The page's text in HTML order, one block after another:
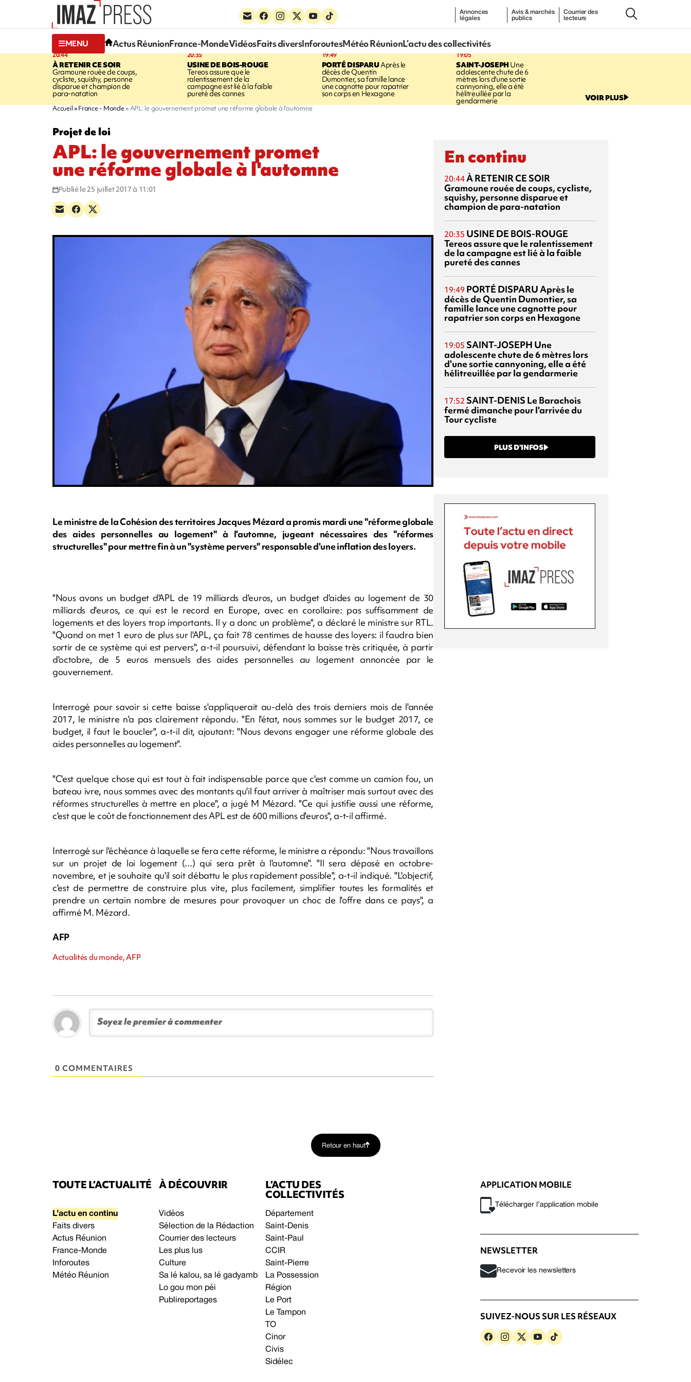
Annonces
légales
Avis & marchés
publics
Courrier des
lecteurs
MENU Actus RéunionFrance-MondeVidéosFaits diversInforoutesMétéo RéunionL’actu des collectivités
20:44
À RETENIR CE SOIR
Gramoune rouée de coups,
cycliste, squishy, personne
disparue et champion de
para-natation
20:35
USINE DE BOIS-ROUGE
Tereos assure que le
ralentissement de la
campagne est lié à la faible
pureté des cannes
19:49
PORTÉ DISPARUAprès le
décès de Quentin
Dumontier, sa famille lance
une cagnotte pour rapatrier
son corps en Hexagone
19:05
SAINT-JOSEPHUne
adolescente chute de 6
mètres lors d'une sortie
cannyoning, elle a été
hélitreuillée par la
gendarmerie VOIR PLUS
Accueil France - Monde APL: le gouvernement promet une réforme globale à l'automne
Projet de loi
APL: le gouvernement promet
une réforme globale à l'automne
Publié le 25 juillet 2017 à 11:01
Le ministre de la Cohésion des territoires Jacques Mézard a promis mardi une "réforme globale
des aides personnelles au logement" à l'automne, jugeant nécessaires des "réformes
structurelles" pour mettre fin à un "système pervers" responsable d'une inflation des loyers.
"Nous avons un budget d'APL de 19 milliards d'euros, un budget d'aides au logement de 30
milliards d'euros, ce qui est le record en Europe, avec en corollaire: pas suffisamment de
logements et des loyers trop importants. Il y a donc un problème", a déclaré le ministre sur RTL.
"Quand on met 1 euro de plus sur l'APL, ça fait 78 centimes de hausse des loyers: il faudra bien
sortir de ce système qui est pervers", a-t-il poursuivi, défendant la baisse très critiquée, à partir
d'octobre, de 5 euros mensuels des aides personnelles au logement annoncée par le
gouvernement.
Interrogé pour savoir si cette baisse s'appliquerait au-delà des trois derniers mois de l'année
2017, le ministre n'a pas clairement répondu. "En l'état, nous sommes sur le budget 2017, ce
budget, il faut le boucler", a-t-il dit, ajoutant: "Nous devons engager une réforme globale des
aides personnelles au logement".
"C'est quelque chose qui est tout à fait indispensable parce que c'est comme un camion fou, un
bateau ivre, nous sommes avec des montants qu'il faut arriver à maîtriser mais surtout avec des
réformes structurelles à mettre en place", a jugé M Mézard. "Ce qui justifie aussi une réforme,
c'est que le coût de fonctionnement des APL est de 600 millions d'euros", a-t-il affirmé.
Interrogé sur l'échéance à laquelle se fera cette réforme, le ministre a répondu: "Nous travaillons
sur un projet de loi logement (...) qui sera prêt à l'automne". "Il sera déposé en octobre-
novembre, et je souhaite qu'il soit débattu le plus rapidement possible", a-t-il indiqué. "L'objectif,
c'est de permettre de construire plus vite, plus facilement, simplifier toutes les formalités et
prendre un certain nombre de mesures pour provoquer un choc de l'offre dans ce pays", a
affirmé M. Mézard.
AFP
Actualités du monde, AFP
0 COMMENTAIRES
En continu
20:44À RETENIR CE SOIR
Gramoune rouée de coups, cycliste,
squishy, personne disparue et
champion de para-natation
20:35 USINE DE BOIS-ROUGE
Tereos assure que le ralentissement
de la campagne est lié à la faible
pureté des cannes
19:49 PORTÉ DISPARUAprès le
décès de Quentin Dumontier, sa
famille lance une cagnotte pour
rapatrier son corps en Hexagone
19:05 SAINT-JOSEPH Une
adolescente chute de 6 mètres lors
d'une sortie cannyoning, elle a été
hélitreuillée par la gendarmerie
17:52 SAINT-DENIS Le Barachois
fermé dimanche pour l'arrivée du
Tour cycliste
PLUS D’INFOS
Retour en haut
TOUTE L’ACTUALITÉ
L’actu en continu
Faits divers
Actus Réunion
France-Monde
Inforoutes
Météo Réunion
À DÉCOUVRIR
Vidéos
Sélection de la Rédaction
Courrier des lecteurs
Les plus lus
Culture
Sa lé kalou, sa lé gadyamb
Lo gou mon péi
Publireportages
L’ACTU DES
COLLECTIVITÉS
Département
Saint-Denis
Saint-Paul
CCIR
Saint-Pierre
La Possession
Région
Le Port
Le Tampon
TO
Cinor
Civis
Sidélec
APPLICATION MOBILE
Télécharger l’application mobile
NEWSLETTER
Recevoir les newsletters
SUIVEZ-NOUS SUR LES RÉSEAUX